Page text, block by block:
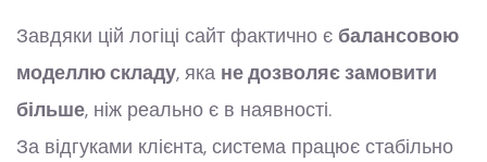
Завдяки цій логіці сайт фактично є балансовою
моделлю складу, яка не дозволяє замовити
більше, ніж реально є в наявності.
За відгуками клієнта, система працює стабільно